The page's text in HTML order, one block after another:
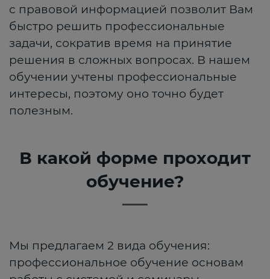
с правовой информацией позволит Вам
быстро решить профессиональные
задачи, сократив время на принятие
решения в сложных вопросах. В нашем
обучении учтены профессиональные
интересы, поэтому оно точно будет
полезным.
В какой форме проходит
обучение?
Мы предлагаем 2 вида обучения:
профессиональное обучение основам